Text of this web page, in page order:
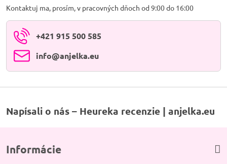
Kontaktuj ma, prosím, v pracovných dňoch od 9:00 do 16:00
+421 915 500 585
info​@anjelka​.eu
Napísali o nás – Heureka recenzie | anjelka.eu
Informácie